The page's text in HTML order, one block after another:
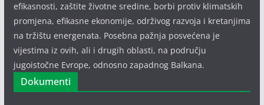
efikasnosti, zaštite životne sredine, borbi protiv klimatskih
promjena, efikasne ekonomije, održivog razvoja i kretanjima
na tržištu energenata. Posebna pažnja posvećena je
vijestima iz ovih, ali i drugih oblasti, na području
jugoistočne Evrope, odnosno zapadnog Balkana.
Dokumenti